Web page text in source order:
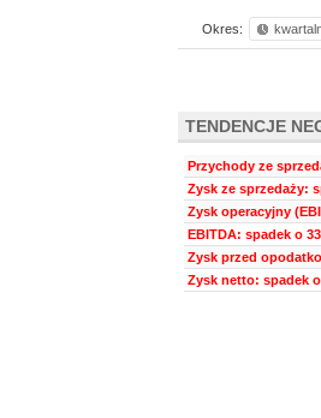
Okres:
TENDENCJE
Przychody ze
Zysk ze sprzedaży:
Zysk operacyjny
EBITDA: spadek o
Zysk przed
Zysk netto: spadek o